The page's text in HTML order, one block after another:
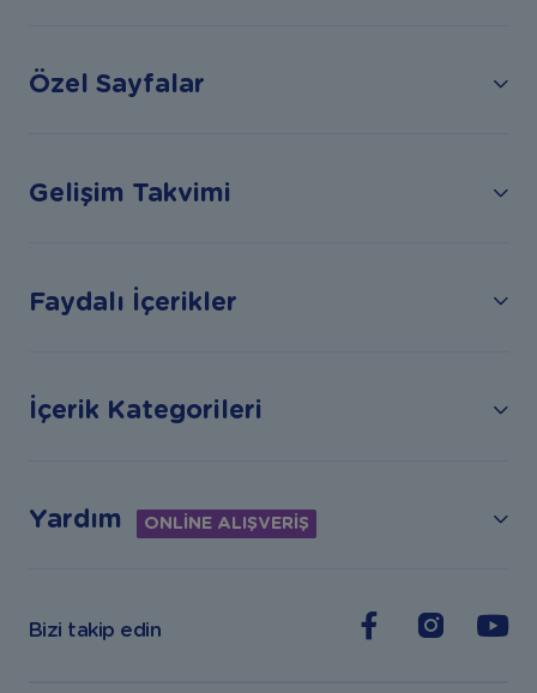
Özel Sayfalar
Gelişim Takvimi
Faydalı İçerikler
İçerik Kategorileri
Yardım ONLİNE ALIŞVERİŞ
Bizi takip edin